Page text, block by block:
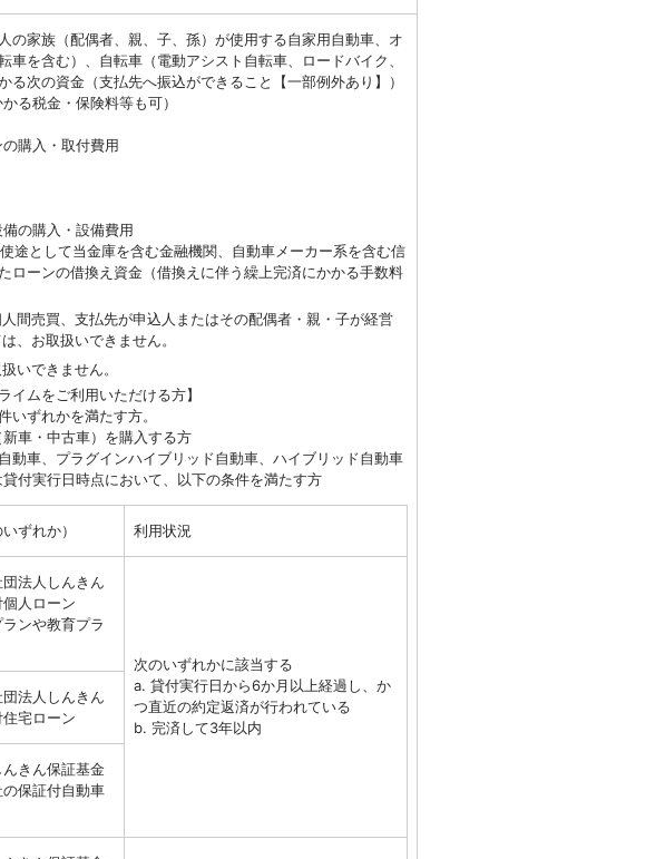
の家族（配偶者、親、子、孫）が使用する自家用自動車、オ
車を含む）、自転車（電動アシスト自転車、ロードバイク、
る次の資金（支払先へ振込ができること【一部例外あり】）
る税金・保険料等も可）
購入・取付費用
の購入・設備費用
して当金庫を含む金融機関、自動車メーカー系を含む信
ローンの借換え資金（借換えに伴う繰上完済にかかる手数料
間売買、支払先が申込人またはその配偶者・親・子が経営
、お取扱いできません。
いできません。
イムをご利用いただける方】
いずれかを満たす方。
車・中古車）を購入する方
動車、プラグインハイブリッド自動車、ハイブリッド自動車
付実行日時点において、以下の条件を満たす方
ずれか） 利用状況
法人しんきん
人ローン
ランや教育プラ
次のいずれかに該当する
a. 貸付実行日から6か月以上経過し、か
つ直近の約定返済が行われている
b. 完済して3年以内
法人しんきん
宅ローン
きん保証基金
保証付自動車